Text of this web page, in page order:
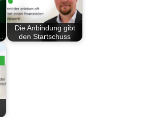
Die Anbindung gibt
den Startschuss